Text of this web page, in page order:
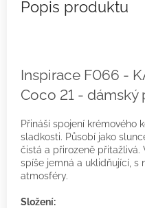
Inspirace F066 -
Coco 21 - dámský
Přináší spojení krémového
sladkosti. Působí jako
čistá a přirozeně přitažlivá.
spíše jemná a uklidňující, s
atmosféry.
Složení: